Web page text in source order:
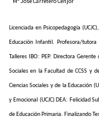
Licenciada en Psicopedagogía
Educación Infantil. Profesora/
Talleres IBO: PEP. Directora
Sociales en la Facultad de CCSS y
Ciencias Sociales y de la Educación
y Emocional (UCJC) DEA: Felicidad
de Educación Primaria. Finalizando